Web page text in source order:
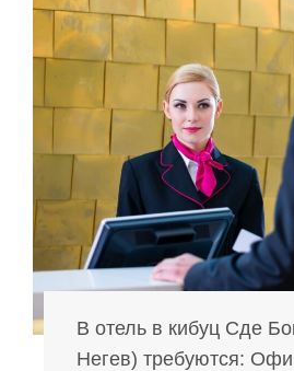
В отель в кибуц Сде
Негев) требуются: